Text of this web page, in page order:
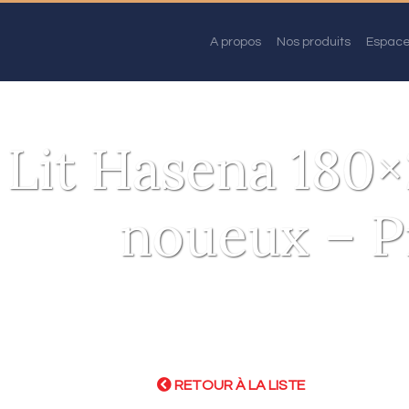
A propos Nos produits
Lit Hasena
noueux –
RETOUR À LA LISTE